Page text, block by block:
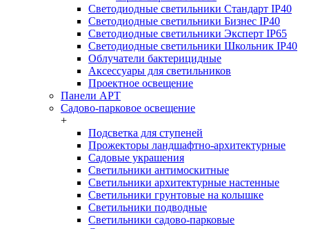
Светодиодные светильники Стандарт IP40
Светодиодные светильники Бизнес IP40
Светодиодные светильники Эксперт IP65
Светодиодные светильники Школьник IP40
Облучатели бактерицидные
Аксессуары для светильников
Проектное освещение
Панели АРТ
Садово-парковое освещение
+
Подсветка для ступеней
Прожекторы ландшафтно-архитектурные
Садовые украшения
Светильники антимоскитные
Светильники архитектурные настенные
Светильники грунтовые на колышке
Светильники подводные
Светильники садово-парковые